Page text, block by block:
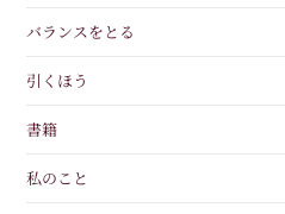
バランスをとる
引くほう
書籍
私のこと